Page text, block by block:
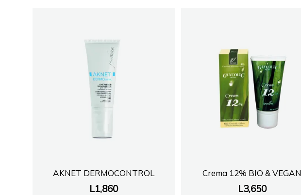
AKNET DERMOCONTROL
L1,860
Crema 12% BIO & VEGAN
L3,650